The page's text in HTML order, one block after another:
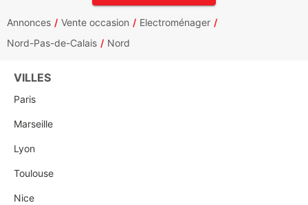
Annonces Vente occasion
Electroménager
Nord-Pas-de-Calais
Nord
VILLES
Paris
Marseille
Lyon
Toulouse
Nice